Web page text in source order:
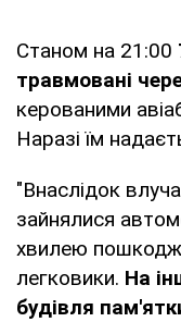
Станом на 21:00
травмовані
керованими
Наразі їм
"Внаслідок
зайнялися
хвилею
легковики. На
будівля